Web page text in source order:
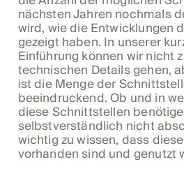
nächsten Jahren nochmals
wird, wie die Entwicklungen
gezeigt haben. In unserer
Einführung können wir nicht
technischen Details gehen,
ist die Menge der
beeindruckend. Ob und in
diese Schnittstellen
selbstverständlich nicht
wichtig zu wissen, dass
vorhanden sind und genutzt